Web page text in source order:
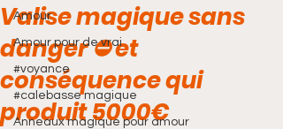
Amour
Amour pour de vrai
#voyance
#calebasse magique
Anneaux magique pour amour
Valise magique sans
danger ⛔️ et
conséquence qui
produit 5000€